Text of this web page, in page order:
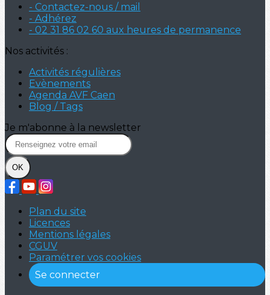
- Contactez-nous / mail
- Adhérez
- 02 31 86 02 60 aux heures de permanence
Nos activités :
Activités régulières
Evènements
Agenda AVF Caen
Blog / Tags
Je m'abonne à la newsletter
OK
Plan du site
Licences
Mentions légales
CGUV
Paramétrer vos cookies
Se connecter